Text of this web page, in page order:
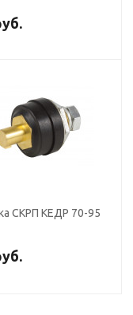
СКРП КЕДР 70-95